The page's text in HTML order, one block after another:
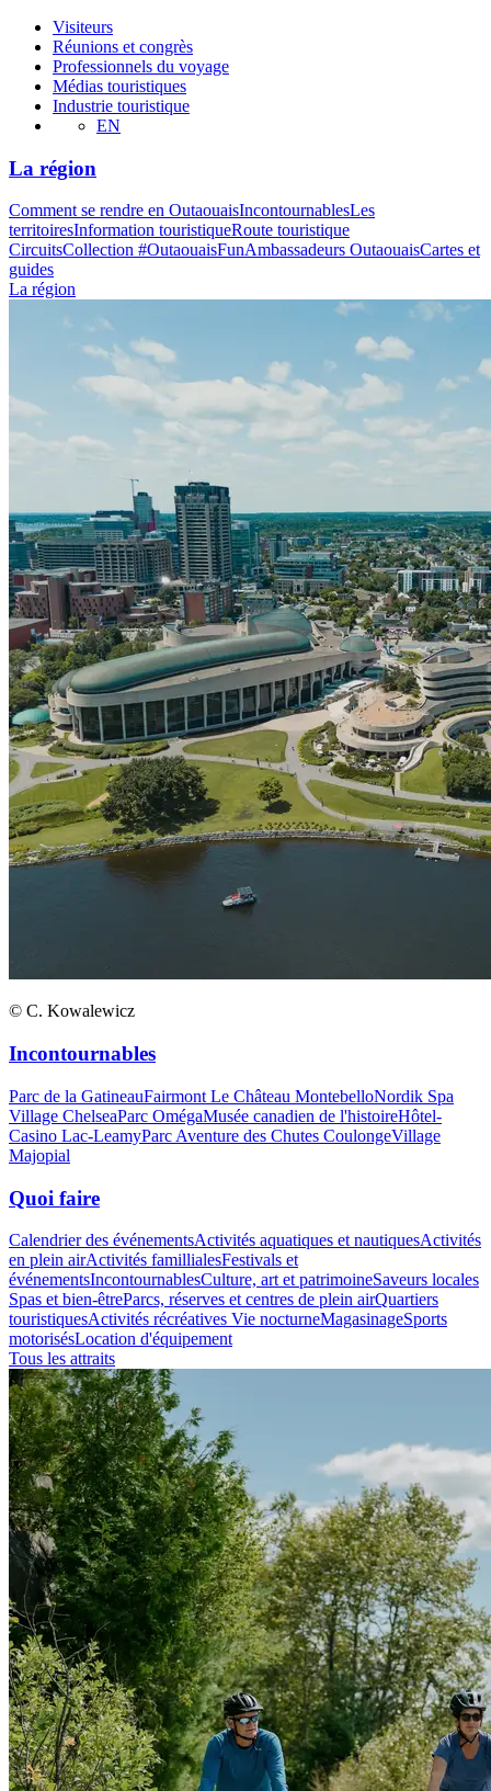
Visiteurs
Réunions et congrès
Professionnels du voyage
Médias touristiques
Industrie touristique
EN
La région
Comment se rendre en OutaouaisIncontournablesLes
territoiresInformation touristiqueRoute touristique
CircuitsCollection #OutaouaisFunAmbassadeurs OutaouaisCartes et
guides
La région
© C. Kowalewicz
Incontournables
Parc de la GatineauFairmont Le Château MontebelloNordik Spa
Village ChelseaParc OmégaMusée canadien de l'histoireHôtel-
Casino Lac-LeamyParc Aventure des Chutes CoulongeVillage
Majopial
Quoi faire
Calendrier des événementsActivités aquatiques et nautiquesActivités
en plein airActivités famillialesFestivals et
événementsIncontournablesCulture, art et patrimoineSaveurs locales
Spas et bien-êtreParcs, réserves et centres de plein airQuartiers
touristiquesActivités récréatives Vie nocturneMagasinageSports
motorisésLocation d'équipement
Tous les attraits